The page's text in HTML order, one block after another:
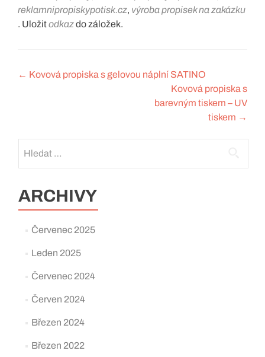
reklamnipropiskypotisk.cz, výroba propisek na zakázku
. Uložitodkazdo záložek.
Navigace
← Kovová propiska s gelovou náplní SATINO
Kovová propiska s
barevným tiskem – UV
tiskem →
ARCHIVY
Červenec 2025
Leden 2025
Červenec 2024
Červen 2024
Březen 2024
Březen 2022